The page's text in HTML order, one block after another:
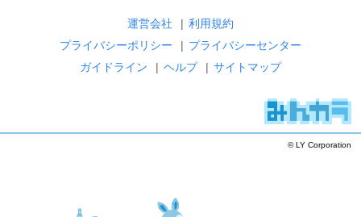
運営会社 | 利用規約
プライバシーポリシー
| プライバシーセンター
ガイドライン
| ヘルプ | サイトマップ
© LY Corporation